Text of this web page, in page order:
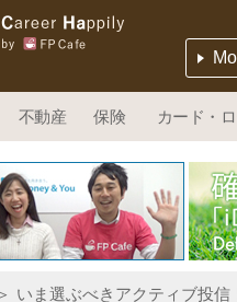
不動産 保険 カード・
いま選ぶべきアクティブ投